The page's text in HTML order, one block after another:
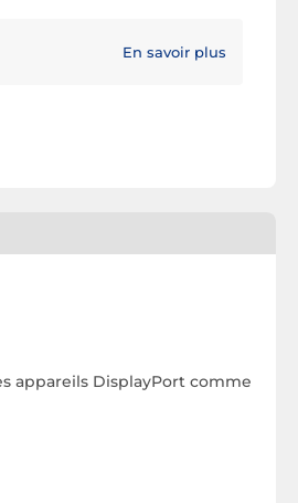
En savoir plus
appareils DisplayPort comme